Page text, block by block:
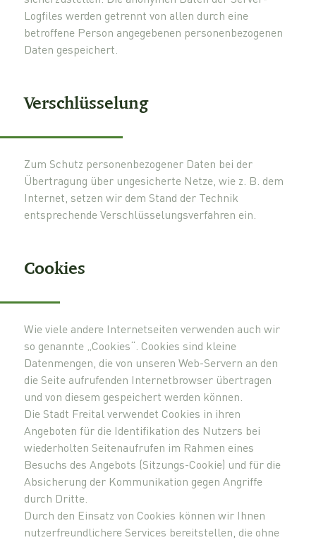
Logfiles werden getrennt von allen durch eine
betroffene Person angegebenen personenbezogenen
Daten gespeichert.
Verschlüsselung
Zum Schutz personenbezogener Daten bei der
Übertragung über ungesicherte Netze, wie z. B. dem
Internet, setzen wir dem Stand der Technik
entsprechende Verschlüsselungsverfahren ein.
Cookies
Wie viele andere Internetseiten verwenden auch wir
so genannte „Cookies“. Cookies sind kleine
Datenmengen, die von unseren Web-Servern an den
die Seite aufrufenden Internetbrowser übertragen
und von diesem gespeichert werden können.
Die Stadt Freital verwendet Cookies in ihren
Angeboten für die Identifikation des Nutzers bei
wiederholten Seitenaufrufen im Rahmen eines
Besuchs des Angebots (Sitzungs-Cookie) und für die
Absicherung der Kommunikation gegen Angriffe
durch Dritte.
Durch den Einsatz von Cookies können wir Ihnen
nutzerfreundlichere Services bereitstellen, die ohne